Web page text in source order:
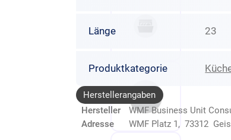
Länge 23
Produktkategorie
Herstellerangaben
Hersteller
WMF Business Unit
Adresse
WMF Platz 1, 73312